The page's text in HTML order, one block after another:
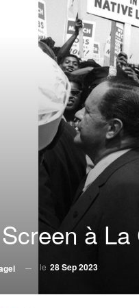
à La
le 28 Sep 2023